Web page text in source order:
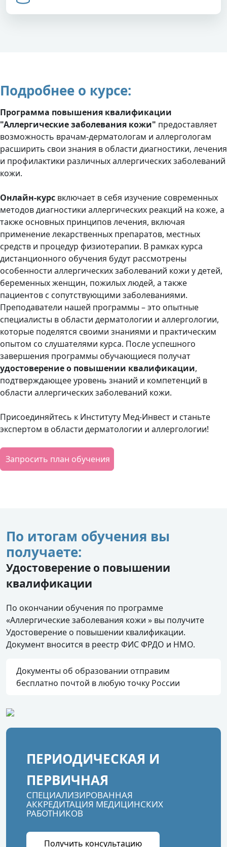
Подробнее о курсе:
Программа повышения квалификации
"Аллергические заболевания кожи" предоставляет
возможность врачам-дерматологам и аллергологам
расширить свои знания в области диагностики, лечения
и профилактики различных аллергических заболеваний
кожи.
Онлайн-курс включает в себя изучение современных
методов диагностики аллергических реакций на коже, а
также основных принципов лечения, включая
применение лекарственных препаратов, местных
средств и процедур физиотерапии. В рамках курса
дистанционного обучения будут рассмотрены
особенности аллергических заболеваний кожи у детей,
беременных женщин, пожилых людей, а также
пациентов с сопутствующими заболеваниями.
Преподаватели нашей программы – это опытные
специалисты в области дерматологии и аллергологии,
которые поделятся своими знаниями и практическим
опытом со слушателями курса. После успешного
завершения программы обучающиеся получат
удостоверение о повышении квалификации,
подтверждающее уровень знаний и компетенций в
области аллергических заболеваний кожи.
Присоединяйтесь к Институту Мед-Инвест и станьте
экспертом в области дерматологии и аллергологии!
Запросить план обучения
По итогам обучения вы
получаете:
Удостоверение о повышении
квалификации
По окончании обучения по программе
«Аллергические заболевания кожи » вы получите
Удостоверение о повышении квалификации.
Документ вносится в реестр ФИС ФРДО и НМО.
Документы об образовании отправим
бесплатно почтой в любую точку России
ПЕРИОДИЧЕСКАЯ И
ПЕРВИЧНАЯ
СПЕЦИАЛИЗИРОВАННАЯ
АККРЕДИТАЦИЯ МЕДИЦИНСКИХ
РАБОТНИКОВ
Получить консультацию